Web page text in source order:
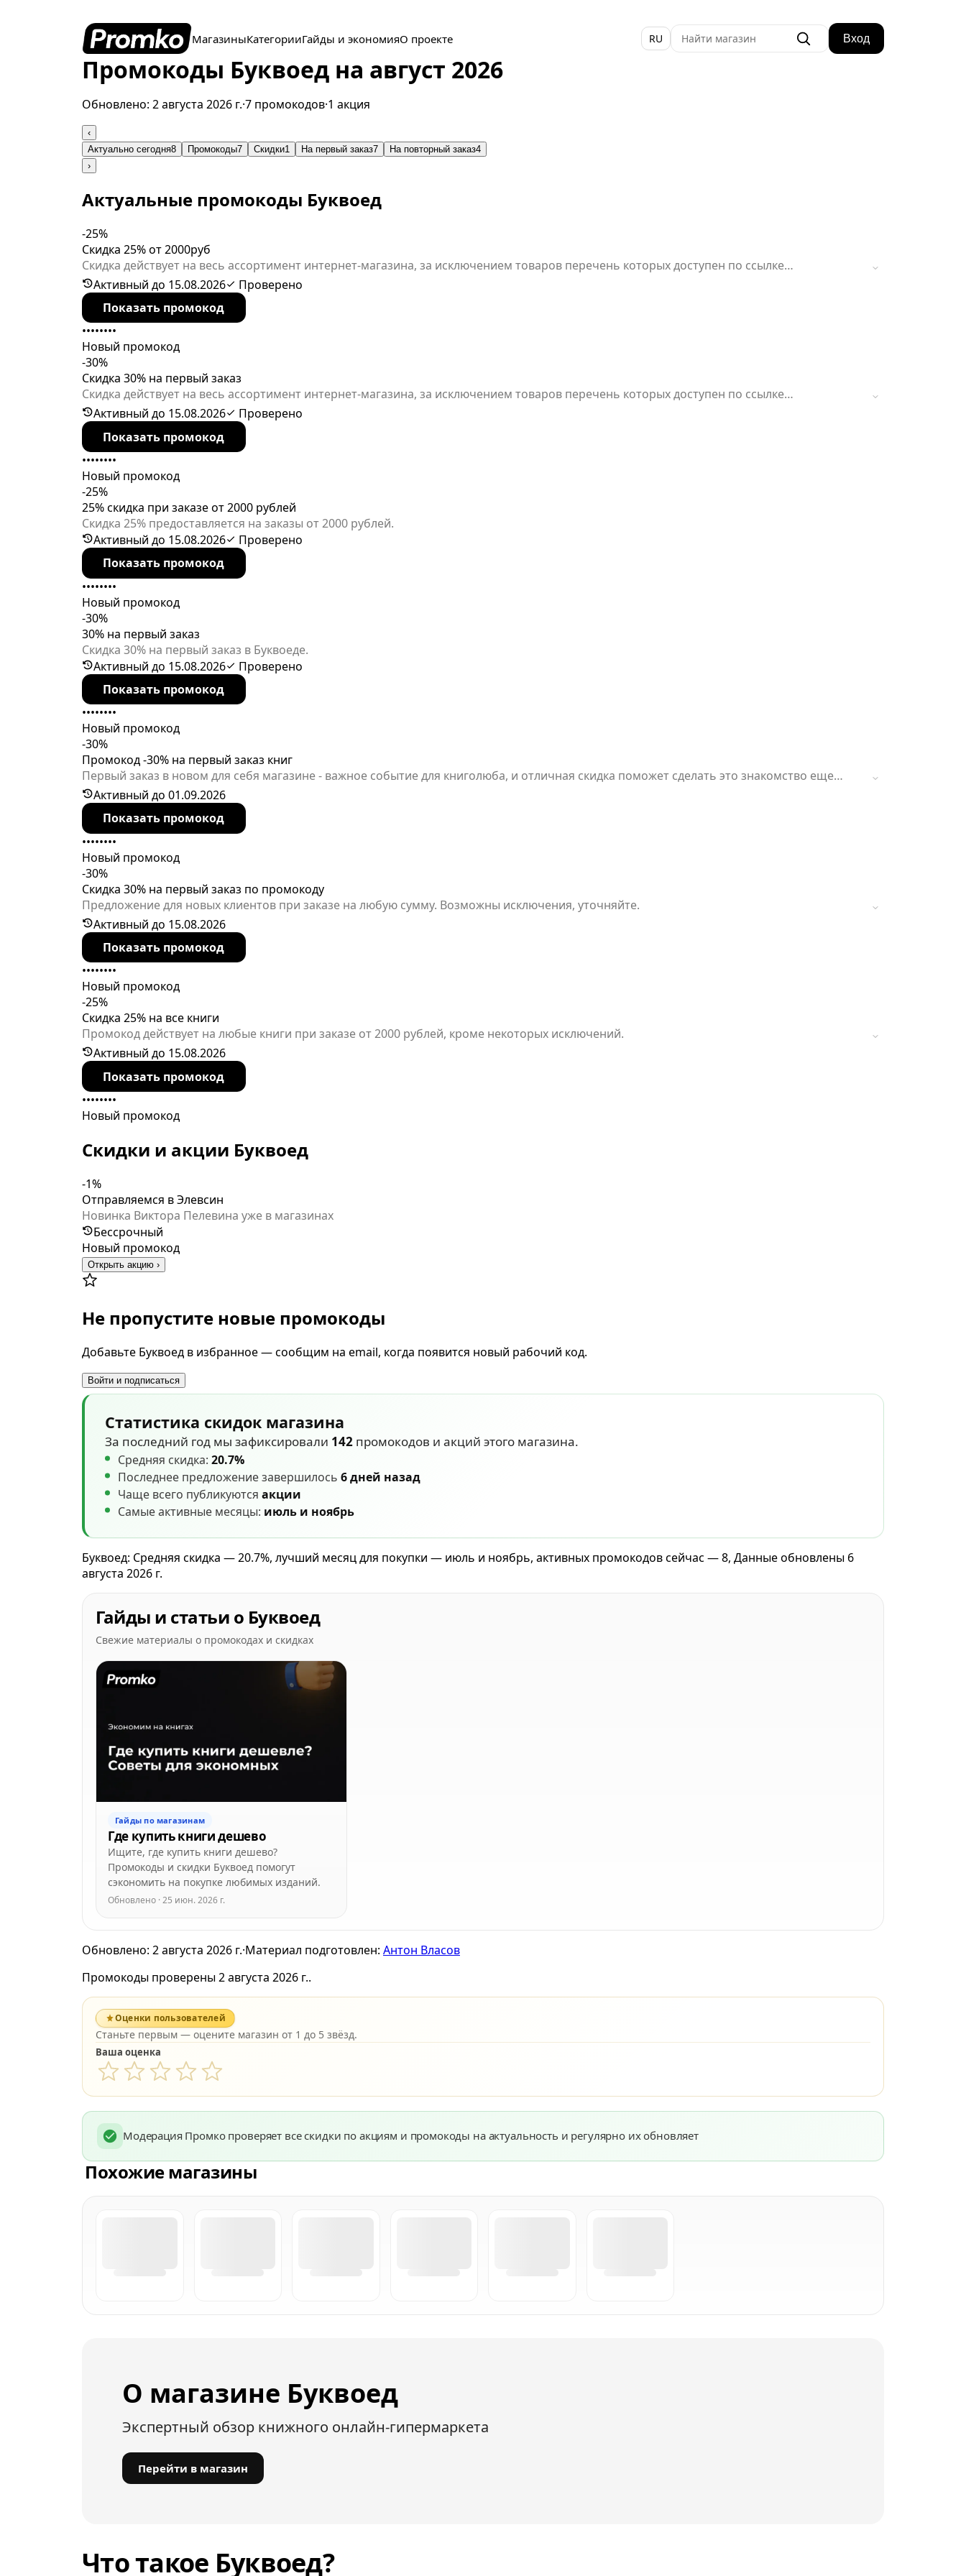
МагазиныКатегорииГайды и экономияО проекте RU Вход
Промокоды Буквоед на август 2026
Обновлено: 2 августа 2026 г.·7 промокодов·1 акция
‹
Актуально сегодня8 Промокоды7 Скидки1 На первый заказ7 На повторный заказ4
›
Актуальные промокоды Буквоед
-25%
Скидка 25% от 2000руб
Скидка действует на весь ассортимент интернет-магазина, за исключением товаров перечень которых доступен по ссылке
https://www.bookvoed.ru/sales/7055278, в Интернет-магазине на сайте www.bookvoed.ru и в Мобильном приложении.
Активный до 15.08.2026
Проверено
Показать промокод
••••••••
Новый промокод
-30%
Скидка 30% на первый заказ
Скидка действует на весь ассортимент интернет-магазина, за исключением товаров перечень которых доступен по ссылке
https://www.bookvoed.ru/sales/7055278, в Интернет-магазине на сайте www.bookvoed.ru и в Мобильном приложении.
Активный до 15.08.2026
Проверено
Показать промокод
••••••••
Новый промокод
-25%
25% скидка при заказе от 2000 рублей
Скидка 25% предоставляется на заказы от 2000 рублей.
Активный до 15.08.2026
Проверено
Показать промокод
••••••••
Новый промокод
-30%
30% на первый заказ
Скидка 30% на первый заказ в Буквоеде.
Активный до 15.08.2026
Проверено
Показать промокод
••••••••
Новый промокод
-30%
Промокод -30% на первый заказ книг
Первый заказ в новом для себя магазине - важное событие для книголюба, и отличная скидка поможет сделать это знакомство еще
приятнее! Срок активности кода ограничен.
Активный до 01.09.2026
Показать промокод
••••••••
Новый промокод
-30%
Скидка 30% на первый заказ по промокоду
Предложение для новых клиентов при заказе на любую сумму. Возможны исключения, уточняйте.
Активный до 15.08.2026
Показать промокод
••••••••
Новый промокод
-25%
Скидка 25% на все книги
Промокод действует на любые книги при заказе от 2000 рублей, кроме некоторых исключений.
Активный до 15.08.2026
Показать промокод
••••••••
Новый промокод
Скидки и акции Буквоед
-1%
Отправляемся в Элевсин
Новинка Виктора Пелевина уже в магазинах
Бессрочный
Новый промокод
Открыть акцию ›
Не пропустите новые промокоды
Добавьте Буквоед в избранное — сообщим на email, когда появится новый рабочий код.
Войти и подписаться
Статистика скидок магазина
За последний год мы зафиксировали 142 промокодов и акций этого магазина.
Средняя скидка: 20.7%
Последнее предложение завершилось 6 дней назад
Чаще всего публикуются акции
Самые активные месяцы: июль и ноябрь
Буквоед: Средняя скидка — 20.7%, лучший месяц для покупки — июль и ноябрь, активных промокодов сейчас — 8, Данные обновлены 6
августа 2026 г.
Гайды и статьи о Буквоед
Свежие материалы о промокодах и скидках
Гайды по магазинам
Где купить книги дешево
Ищите, где купить книги дешево?
Промокоды и скидки Буквоед помогут
сэкономить на покупке любимых изданий.
Обновлено · 25 июн. 2026 г.
Обновлено: 2 августа 2026 г.·Материал подготовлен: Антон Власов
Промокоды проверены 2 августа 2026 г..
Оценки пользователей
Станьте первым — оцените магазин от 1 до 5 звёзд.
Ваша оценка
Модерация Промко проверяет все скидки по акциям и промокоды на актуальность и регулярно их обновляет
Похожие магазины
О магазине Буквоед
Экспертный обзор книжного онлайн-гипермаркета
Перейти в магазин
Что такое Буквоед?